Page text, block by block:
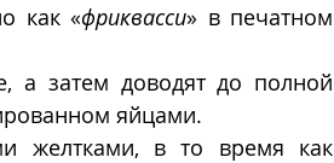
как «фриквасси» в печатном
яйцами.
желтками, в то время как